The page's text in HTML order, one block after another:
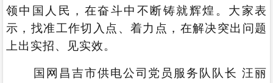
领中国人民，在奋斗中不断铸就辉煌。大家表
示，找准工作切入点、着力点，在解决突出问题
上出实招、见实效。
国网昌吉市供电公司党员服务队队长 汪丽